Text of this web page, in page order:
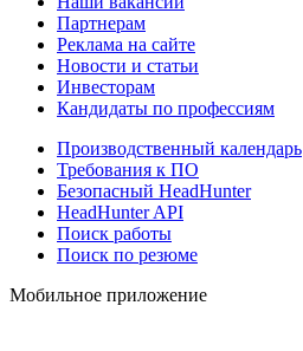
Партнерам
Реклама на сайте
Новости и статьи
Инвесторам
Кандидаты по профессиям
Производственный календарь
Требования к ПО
Безопасный HeadHunter
HeadHunter API
Поиск работы
Поиск по резюме
Мобильное приложение